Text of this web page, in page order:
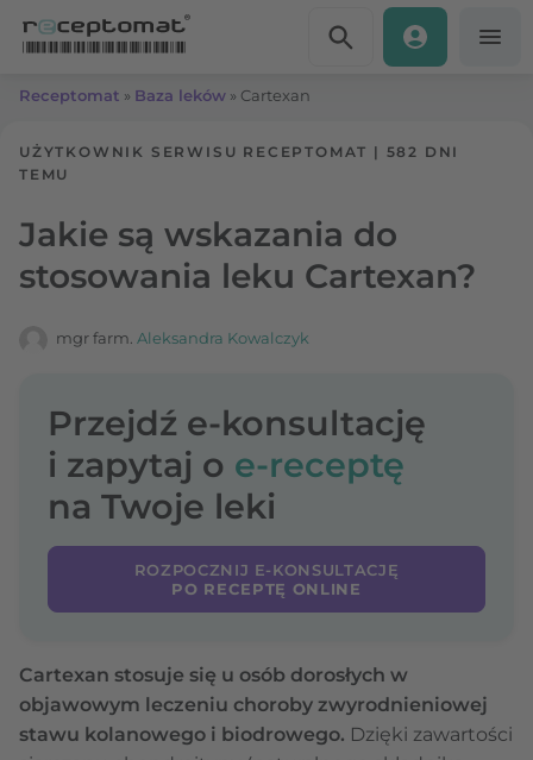
Receptomat » Baza leków » Cartexan
UŻYTKOWNIK SERWISU RECEPTOMAT | 582 DNI
TEMU
Jakie są wskazania do
stosowania leku Cartexan?
mgr farm. Aleksandra Kowalczyk
Przejdź e-konsultację
i zapytaj o e-receptę
na Twoje leki
ROZPOCZNIJ E-KONSULTACJĘ
PO RECEPTĘ ONLINE
Cartexan stosuje się u osób dorosłych w
objawowym leczeniu choroby zwyrodnieniowej
stawu kolanowego i biodrowego. Dzięki zawartości